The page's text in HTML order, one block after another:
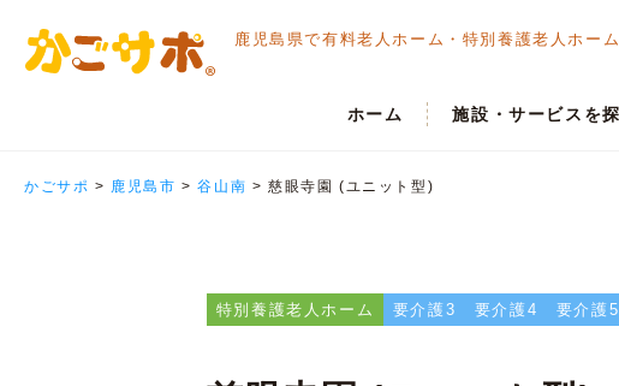
鹿児島県で有料老人ホーム・ 特別養護老人ホー
ホーム 施設・サービスを
かごサポ > 鹿児島市 >谷山南 >慈眼寺園 (ユニット型)
特別養護老人ホーム 要介護3 要介護4 要介護5